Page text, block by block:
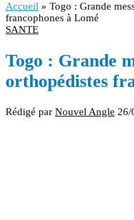
Accueil » Togo : Grande
francophones à Lomé
SANTE
Togo : Grande
orthopédistes
Rédigé par Nouvel Angle 26/